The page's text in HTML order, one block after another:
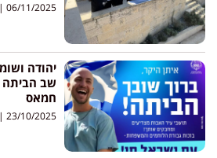
06/11/2025
יהודה
שב הביתה
חמאס
23/10/2025